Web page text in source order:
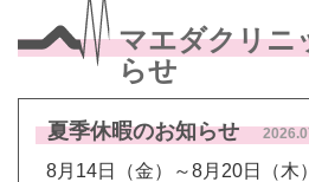
マエダクリニ
らせ
夏季休暇のお知らせ
8月14日（金）～8月20日（木